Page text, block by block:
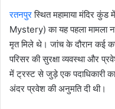
रतनपुरस्थित महामाया मंदिर
Mystery) का यह पहला मामला
मृत मिले थे। जांच के दौरान कई
परिसर की सुरक्षा व्यवस्था और
में ट्रस्ट से जुड़े एक पदाधिकारी
अंदर प्रवेश की अनुमति दी थी।